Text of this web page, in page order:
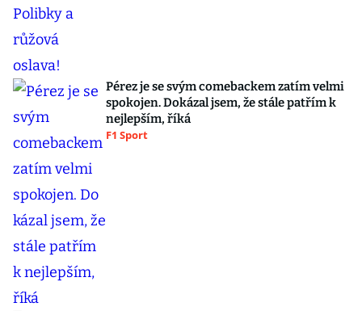
Pérez je se svým comebackem zatím velmi
spokojen. Dokázal jsem, že stále patřím k
nejlepším, říká
F1 Sport